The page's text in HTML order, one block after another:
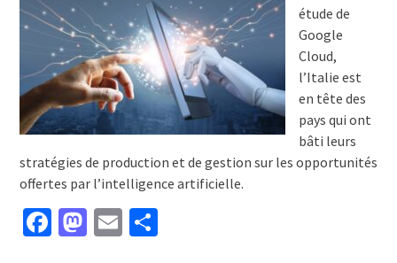
étude de
Google
Cloud,
l’Italie est
en tête des
pays qui ont
bâti leurs
stratégies de production et de gestion sur les opportunités
offertes par l’intelligence artificielle.
Facebook
Mastodon
EmailPartager